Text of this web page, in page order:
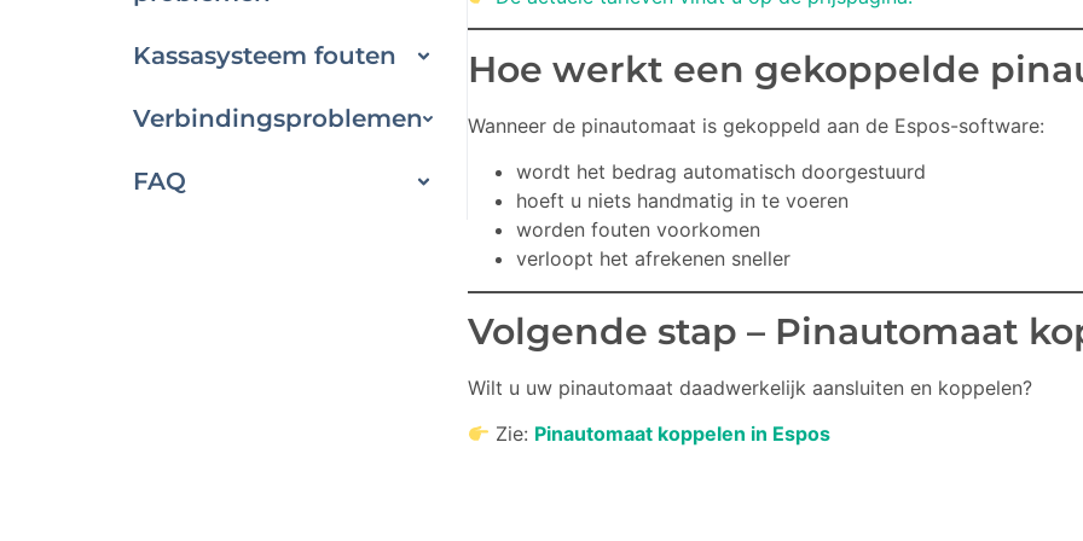
Kassasysteem fouten
Verbindingsproblemen
FAQ
Hoe werkt een gekoppelde
Wanneer de pinautomaat is gekoppeld aan de Espos-software:
wordt het bedrag automatisch doorgestuurd
hoeft u niets handmatig in te voeren
worden fouten voorkomen
verloopt het afrekenen sneller
Volgende stap – Pinautomaat
Wilt u uw pinautomaat daadwerkelijk aansluiten en koppelen?
Zie: Pinautomaat koppelen in Espos